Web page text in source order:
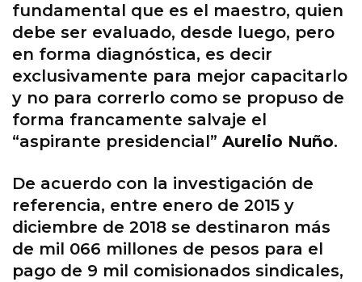
fundamental que es el maestro, quien
debe ser evaluado, desde luego, pero
en forma diagnóstica, es decir
exclusivamente para mejor capacitarlo
y no para correrlo como se propuso de
forma francamente salvaje el
“aspirante presidencial” Aurelio Nuño.
De acuerdo con la investigación de
referencia, entre enero de 2015 y
diciembre de 2018 se destinaron más
de mil 066 millones de pesos para el
pago de 9 mil comisionados sindicales,